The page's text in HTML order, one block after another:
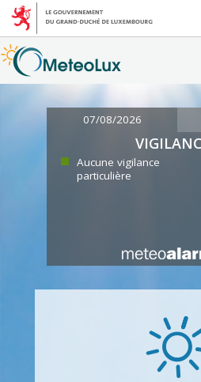
07/08/2026
Aucune vigilance
particulière